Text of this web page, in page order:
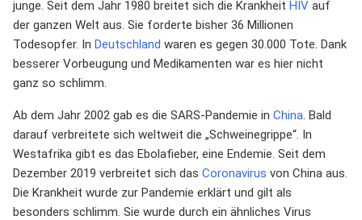
junge. Seit dem Jahr 1980 breitet sich die Krankheit HIV auf
der ganzen Welt aus. Sie forderte bisher 36 Millionen
Todesopfer. In Deutschland waren es gegen 30.000 Tote. Dank
besserer Vorbeugung und Medikamenten war es hier nicht
ganz so schlimm.
Ab dem Jahr 2002 gab es die SARS-Pandemie in China. Bald
darauf verbreitete sich weltweit die „Schweinegrippe“. In
Westafrika gibt es das Ebolafieber, eine Endemie. Seit dem
Dezember 2019 verbreitet sich das Coronavirus von China aus.
Die Krankheit wurde zur Pandemie erklärt und gilt als
besonders schlimm. Sie wurde durch ein ähnliches Virus